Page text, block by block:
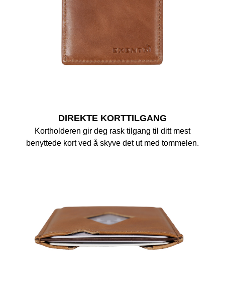
DIREKTE KORTTILGANG
Kortholderen gir deg rask tilgang til ditt mest
benyttede kort ved å skyve det ut med tommelen.